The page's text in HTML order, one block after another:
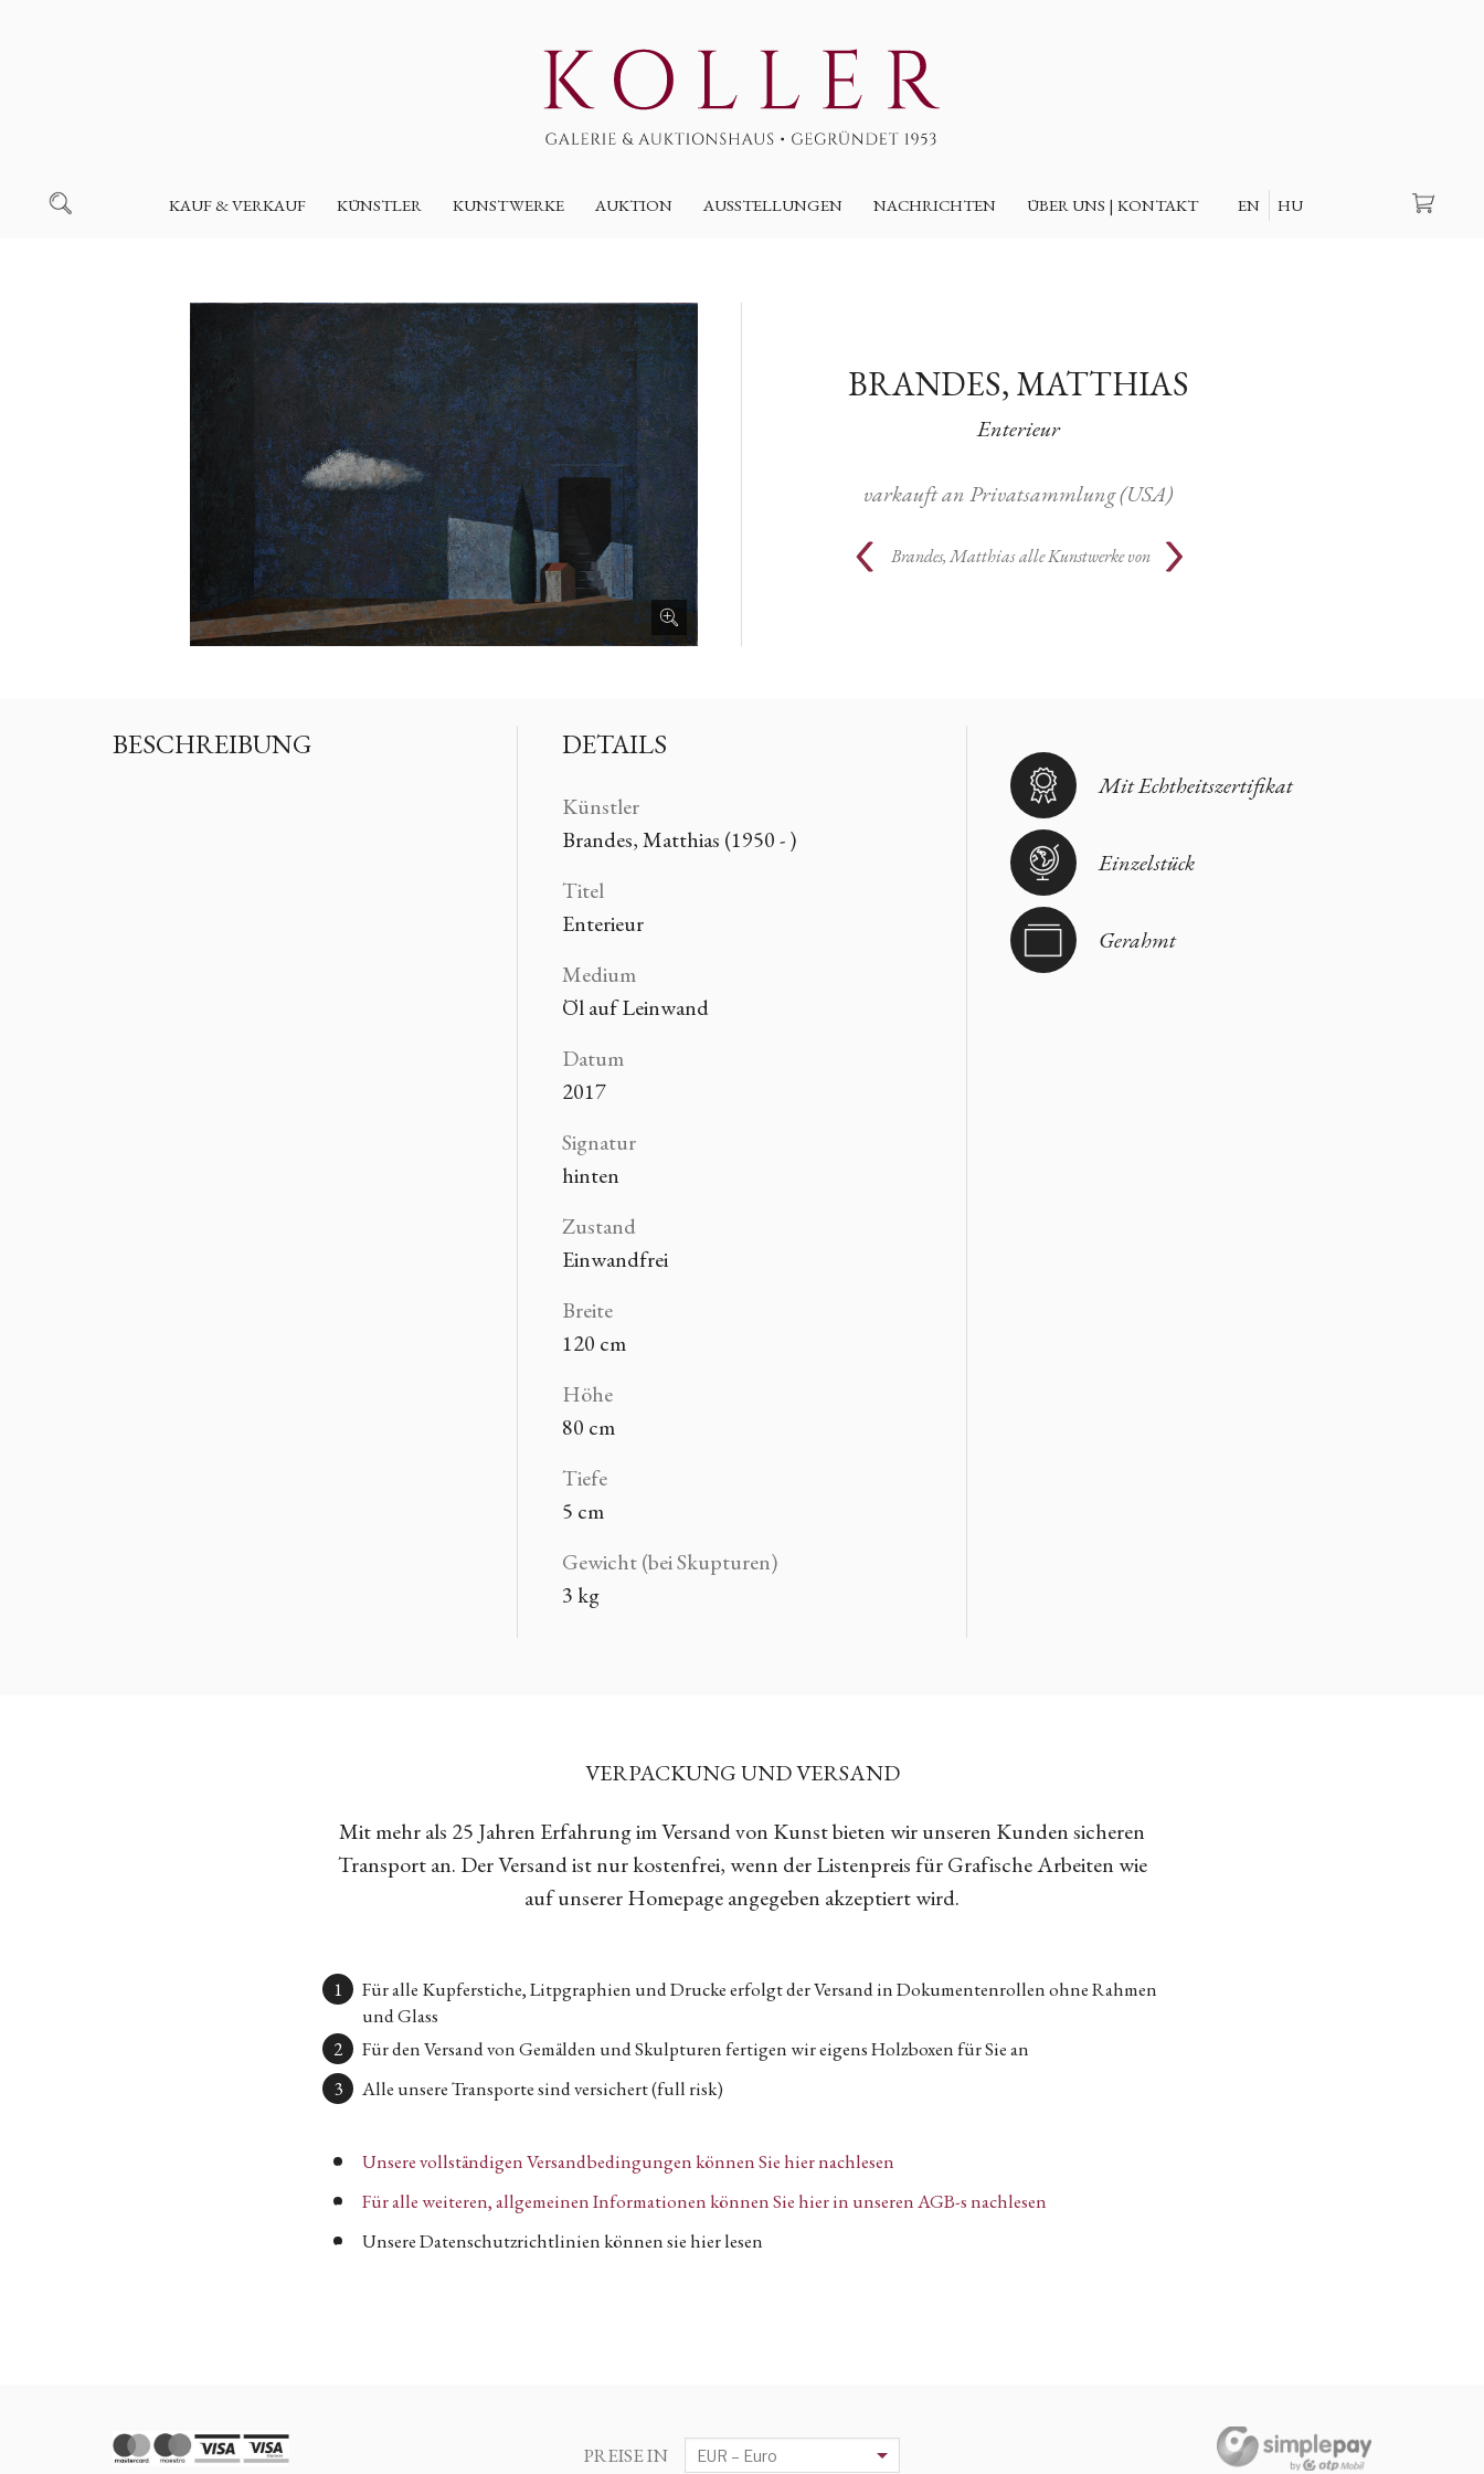
KAUF & VERKAUF KÜNSTLER KUNSTWERKE AUKTION AUSSTELLUNGEN NACHRICHTEN ÜBER UNS | KONTAKT EN HU
BRANDES, MATTHIAS
Enterieur
varkauft an Privatsammlung (USA)
Brandes, Matthias alle Kunstwerke von
BESCHREIBUNG DETAILS
Künstler
Brandes, Matthias (1950 - )
Titel
Enterieur
Medium
Öl auf Leinwand
Datum
2017
Signatur
hinten
Zustand
Einwandfrei
Breite
120 cm
Höhe
80 cm
Tiefe
5 cm
Gewicht (bei Skupturen)
3 kg
Mit Echtheitszertifikat
Einzelstück
Gerahmt
VERPACKUNG UND VERSAND
Mit mehr als 25 Jahren Erfahrung im Versand von Kunst bieten wir unseren Kunden sicheren
Transport an. Der Versand ist nur kostenfrei, wenn der Listenpreis für Grafische Arbeiten wie
auf unserer Homepage angegeben akzeptiert wird.
Für alle Kupferstiche, Litpgraphien und Drucke erfolgt der Versand in Dokumentenrollen ohne Rahmen
und Glass
Für den Versand von Gemälden und Skulpturen fertigen wir eigens Holzboxen für Sie an
Alle unsere Transporte sind versichert (full risk)
Unsere vollständigen Versandbedingungen können Sie hier nachlesen
Für alle weiteren, allgemeinen Informationen können Sie hier in unseren AGB-s nachlesen
Unsere Datenschutzrichtlinien können sie hier lesen
PREISE IN